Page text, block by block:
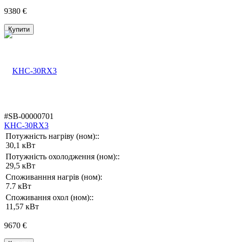
9380 €
Купити
#SB-00000701
KHC-30RX3
Потужність нагріву (ном)::
30,1 кВт
Потужність охолодження (ном)::
29,5 кВт
Споживанння нагрів (ном):
7.7 кВт
Споживання охол (ном)::
11,57 кВт
9670 €